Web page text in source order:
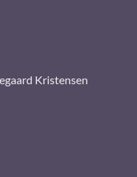
Kristensen